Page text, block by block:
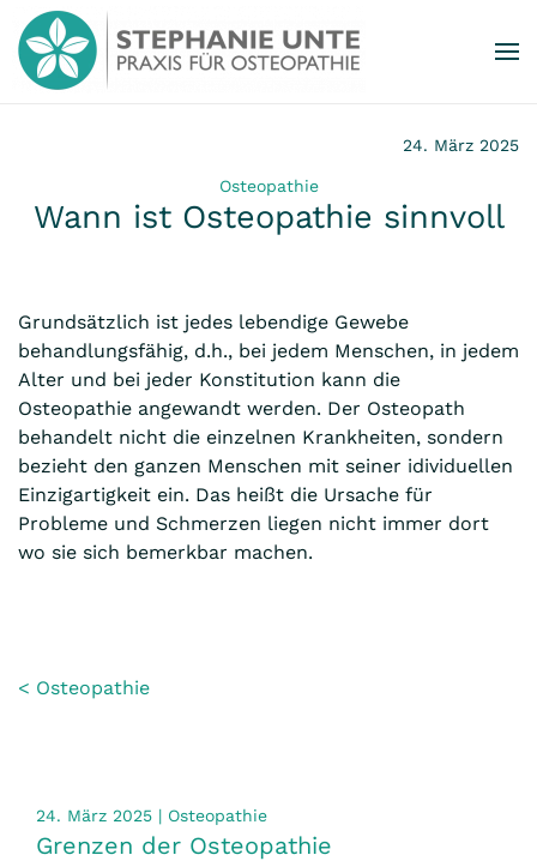
Zum Hauptinhalt springen
24. März 2025
Osteopathie
Wann ist Osteopathie sinnvoll
Grundsätzlich ist jedes lebendige Gewebe
behandlungsfähig, d.h., bei jedem Menschen, in jedem
Alter und bei jeder Konstitution kann die
Osteopathie angewandt werden. Der Osteopath
behandelt nicht die einzelnen Krankheiten, sondern
bezieht den ganzen Menschen mit seiner idividuellen
Einzigartigkeit ein. Das heißt die Ursache für
Probleme und Schmerzen liegen nicht immer dort
wo sie sich bemerkbar machen.
< Osteopathie
24. März 2025 | Osteopathie
Grenzen der Osteopathie